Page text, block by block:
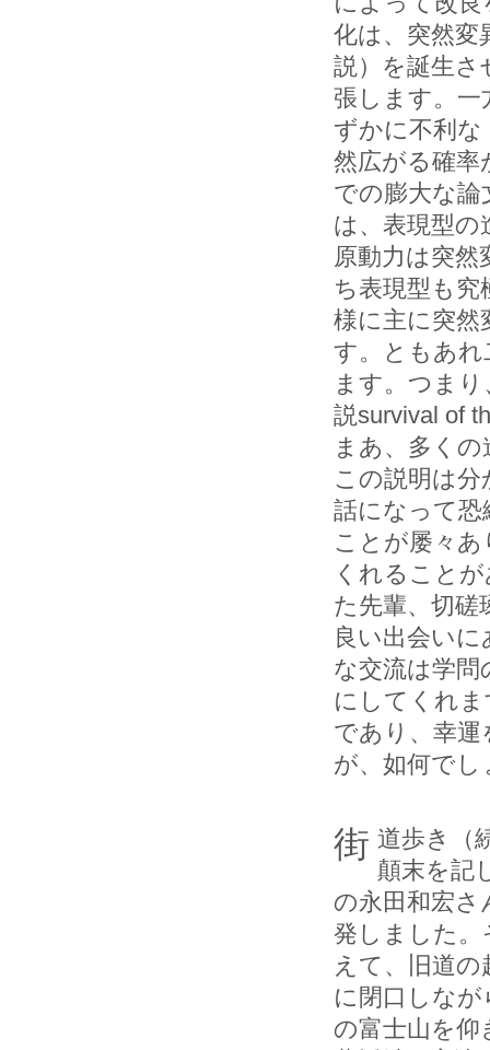
化は、突然変
説）を誕生さ
張します。一
ずかに不利
然広がる確
での膨大な論
は、表現型の
原動力は突
ち表現型も
様に主に突
す。ともあれ
ます。つま
説survival of
まあ、多く
この説明は
話になって恐
ことが屡々
くれること
た先輩、切
良い出会い
な交流は学
にしてくれ
であり、幸
が、如何でし
街道歩き（続編）：昨年の挨拶文で、「旧東海道歩き」事始めの
顛末を記
の永田和宏さ
発しました。
えて、旧道
に閉口しな
の富士山を仰